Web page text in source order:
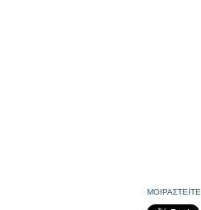
ΜΟΙΡΑΣΤΕΙΤΕ